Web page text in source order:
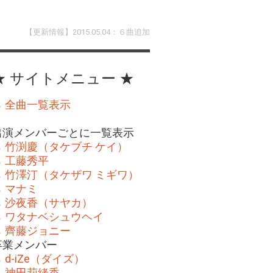
【更新情報】2015.05.04：６曲追加
サイトメニュー ★
全曲一覧表示
演メンバーごとに一覧表示
竹渕慶（タケブチ ケイ）
工藤秀平
竹澤汀（タケザワ ミギワ）
マナミ
沙夜香（サヤカ）
ワタナベシュウヘイ
齊藤ジョニー
業メンバー
d-iZe（ダイズ）